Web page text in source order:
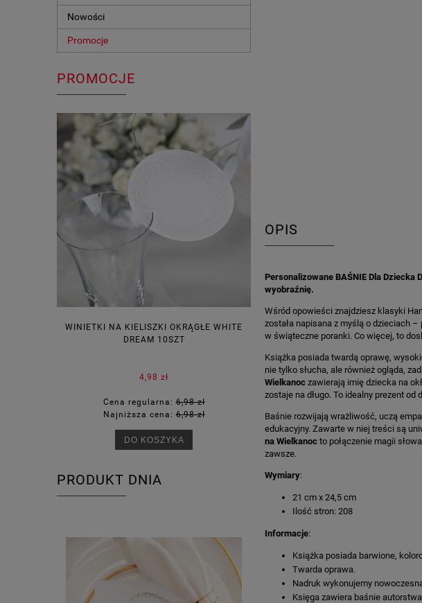
Nowości
Promocje
PROMOCJE
WINIETKI NA KIELISZKI OKRĄGŁE WHITE
DREAM 10SZT
4,98 zł
Cena regularna:6,98 zł
Najniższa cena:6,98 zł
DO KOSZYKA
PUDEŁECZKA PODZIĘKOWANIE
KORONKA KWADRAT 10SZT
6,98 zł
Cena regularna:9,98 zł
Najniższa cena:3,00 zł
DO KOSZYKA
PRODUKT DNIA
OPIS
Personalizowane BAŚNIE Dla
wyobraźnię.
Wśród opowieści znajdziesz klasyki
została napisana z myślą o dzieciach
w świąteczne poranki. Co więcej, to
Książka posiada twardą oprawę,
nie tylko słucha, ale również ogląda,
Wielkanoc zawierają imię dziecka na
zostaje na długo. To idealny prezent
Baśnie rozwijają wrażliwość, uczą
edukacyjny. Zawarte w niej treści są
na Wielkanoc to połączenie magii
zawsze.
Wymiary:
21 cm x 24,5 cm
Ilość stron: 208
Informacje:
Książka posiada barwione,
Twarda oprawa.
Nadruk wykonujemy
Księga zawiera baśnie